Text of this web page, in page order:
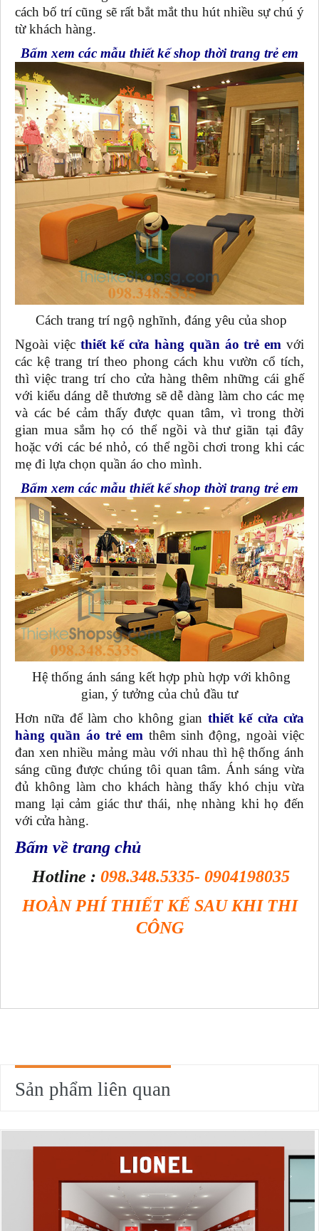
cách bố trí cũng sẽ rất bắt mắt thu hút nhiều sự chú ý
từ khách hàng.
Bấm xem các mẫu thiết kế shop thời trang trẻ em
Cách trang trí ngộ nghĩnh, đáng yêu của shop
Ngoài việc thiết kế cửa hàng quần áo trẻ em với
các kệ trang trí theo phong cách khu vườn cổ tích,
thì việc trang trí cho cửa hàng thêm những cái ghế
với kiểu dáng dễ thương sẽ dễ dàng làm cho các mẹ
và các bé cảm thấy được quan tâm, vì trong thời
gian mua sắm họ có thể ngồi và thư giãn tại đây
hoặc với các bé nhỏ, có thể ngồi chơi trong khi các
mẹ đi lựa chọn quần áo cho mình.
Bấm xem các mẫu thiết kế shop thời trang trẻ em
Hệ thống ánh sáng kết hợp phù hợp với không
gian, ý tưởng của chủ đầu tư
Hơn nữa để làm cho không gian thiết kế cửa cửa
hàng quần áo trẻ em thêm sinh động, ngoài việc
đan xen nhiều mảng màu với nhau thì hệ thống ánh
sáng cũng được chúng tôi quan tâm. Ánh sáng vừa
đủ không làm cho khách hàng thấy khó chịu vừa
mang lại cảm giác thư thái, nhẹ nhàng khi họ đến
với cửa hàng.
Bấm về trang chủ
Hotline : 098.348.5335- 0904198035
HOÀN PHÍ THIẾT KẾ SAU KHI THI
CÔNG
Sản phẩm liên quan